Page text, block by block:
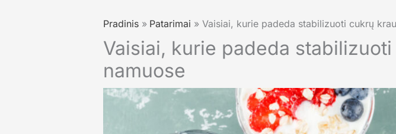
Pradinis Patarimai Vaisiai, kurie padeda stabilizuoti cukrų
Vaisiai, kurie padeda
namuose